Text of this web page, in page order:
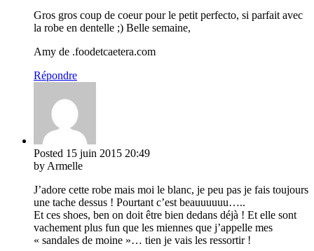
Gros gros coup de coeur pour le petit perfecto, si parfait avec
la robe en dentelle ;) Belle semaine,
Amy de .foodetcaetera.com
Répondre
Posted 15 juin 2015 20:49
by Armelle
J’adore cette robe mais moi le blanc, je peu pas je fais toujours
une tache dessus ! Pourtant c’est beauuuuuu…..
Et ces shoes, ben on doit être bien dedans déjà ! Et elle sont
vachement plus fun que les miennes que j’appelle mes
« sandales de moine »… tien je vais les ressortir !